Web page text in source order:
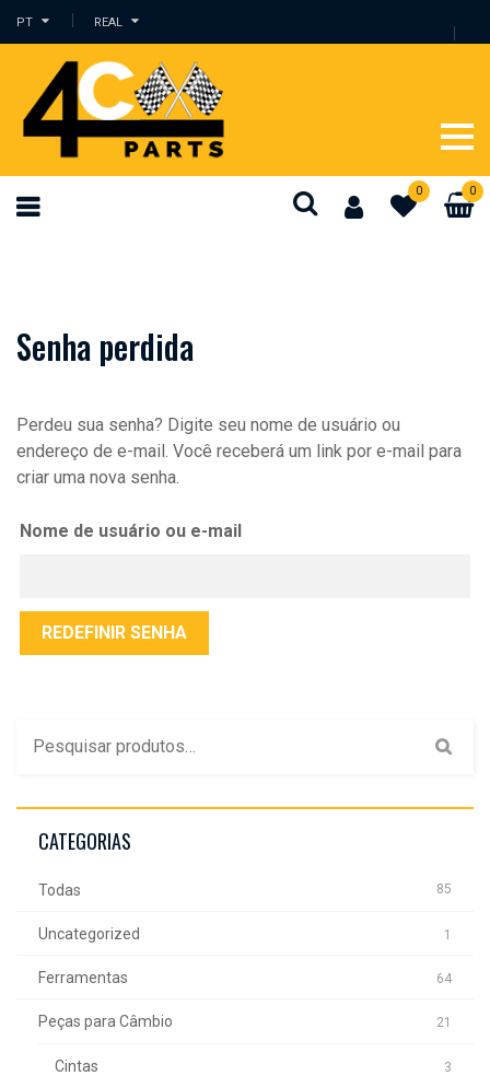
PT REAL
0 0
Senha perdida
Perdeu sua senha? Digite seu nome de usuário ou
endereço de e-mail. Você receberá um link por e-mail para
criar uma nova senha.
Nome de usuário ou e-mail
REDEFINIR SENHA
CATEGORIAS
Todas 85
Uncategorized 1
Ferramentas 64
Peças para Câmbio 21
Cintas 3